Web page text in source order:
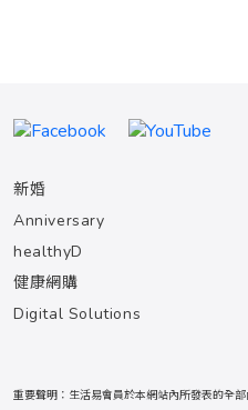
新婚
Anniversary
healthyD
健康網購
Digital Solutions
重要聲明：生活易會員於本網站內所發表的全